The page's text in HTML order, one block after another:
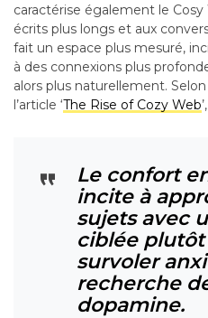
caractérise également le Cosy
écrits plus longs et aux
fait un espace plus mesuré,
à des connexions plus
alors plus naturellement. Selon
l’article ‘The Rise of Cozy Web’,
Le confort
incite à
sujets avec
ciblée
survoler
recherche
dopamine.